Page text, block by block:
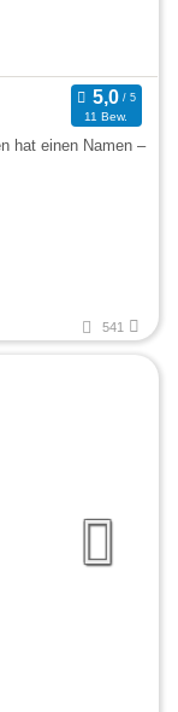
11 Bew.
hat einen Namen –
541